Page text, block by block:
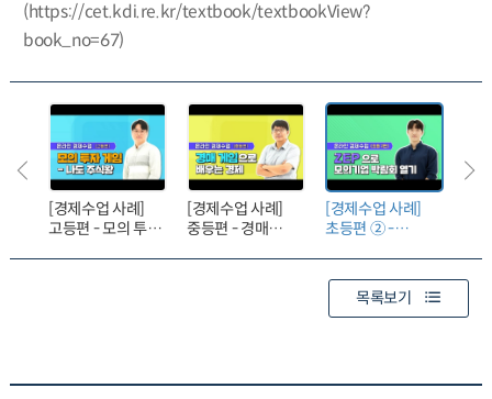
(https://cet.kdi.re.kr/textbook/textbookView?
book_no=67)
[경제수업 사례]
고등편 - 모의 투자
[경제수업 사례]
중등편 - 경매
[경제수업 사례]
초등편 ② -
목록보기